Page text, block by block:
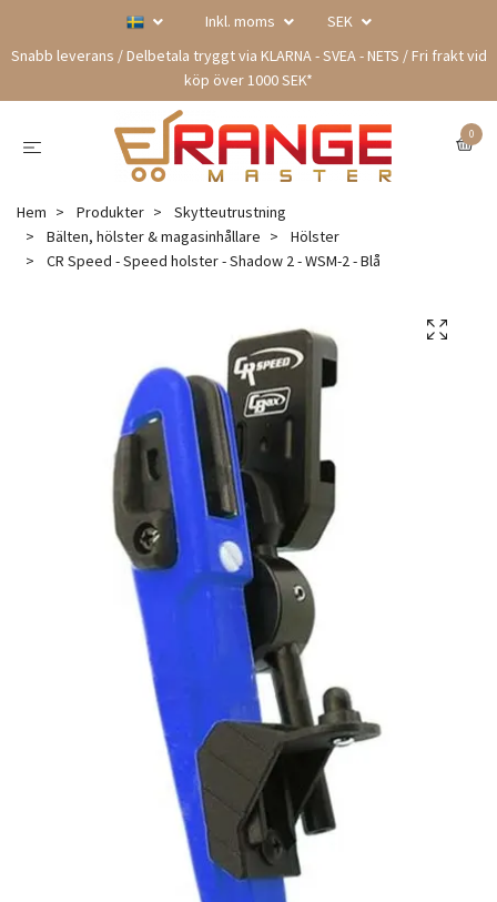
Inkl. moms
SEK
Snabb leverans / Delbetala tryggt via KLARNA - SVEA - NETS / Fri frakt vid
köp över 1000 SEK*
0
Hem Produkter
Skytteutrustning
Bälten, hölster & magasinhållare
Hölster
CR Speed - Speed holster - Shadow 2 - WSM-2 - Blå